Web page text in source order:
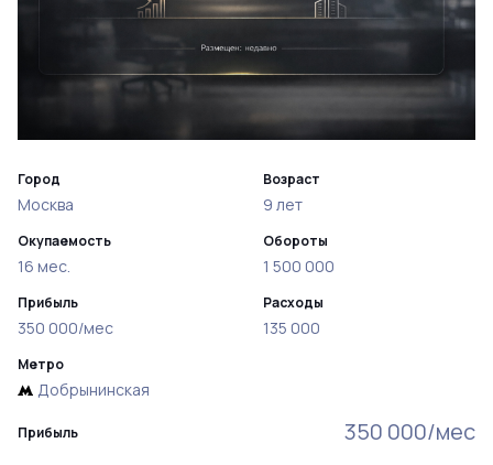
Прибыль 350 000/мес
Город
Москва
Окупаемость
16 мес.
Прибыль
350 000/мес
Возраст
9 лет
Обороты
1 500 000
Расходы
135 000
Метро
Добрынинская